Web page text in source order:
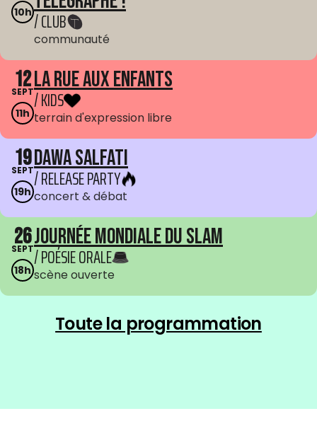
10h/ CLUB
communauté
12
SEPT
11h
La Rue aux enfants
/ KIDS
terrain d'expression libre
19
SEPT
19h
Dawa Salfati
/ RELEASE PARTY
concert & débat
26
SEPT
18h
Journée mondiale du Slam
/ POÉSIE ORALE
scène ouverte
Toute la programmation